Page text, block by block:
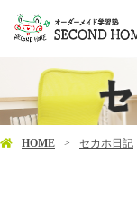
HOME セカホ日記